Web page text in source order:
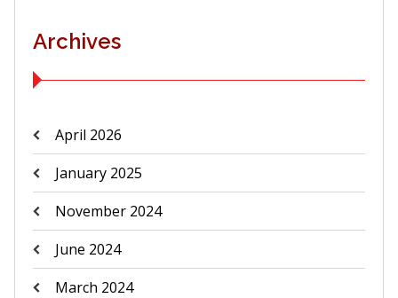
Archives
April 2026
January 2025
November 2024
June 2024
March 2024